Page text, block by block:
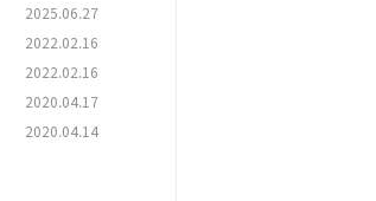
2025.06.27
2022.02.16
2022.02.16
2020.04.17
2020.04.14